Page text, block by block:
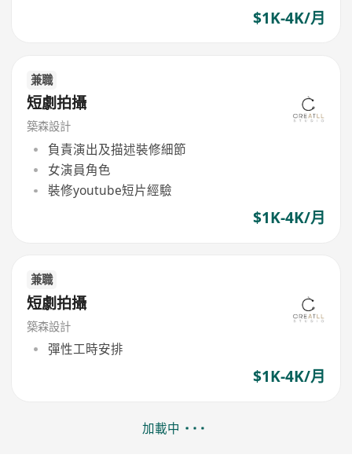
$1K-4K/月
兼職
短劇拍攝
築森設計
負責演出及描述裝修細節
女演員角色
裝修youtube短片經驗
$1K-4K/月
兼職
短劇拍攝
築森設計
彈性工時安排
$1K-4K/月
加載中